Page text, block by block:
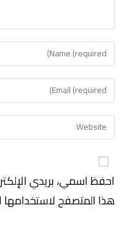
احفظ اسمي، بريدي
هذا المتصفح لاستخدامها